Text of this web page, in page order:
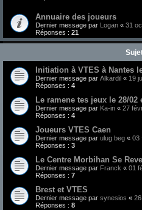
Annuaire des joueurs
Dernier message par Logan « 31
Réponses : 21
Initiation à VTES à Nantes
Dernier message par Alkardil « 19
Réponses : 4
Le ramene tes jeux le 28/02
Dernier message par Ka-in « 27
Réponses : 4
Joueurs VTES Caen
Dernier message par ulug beg « 03
Réponses : 3
Le Centre Morbihan Se
Dernier message par Franck « 01
Réponses : 7
Brest et VTES
Dernier message par synesios «
Réponses : 8